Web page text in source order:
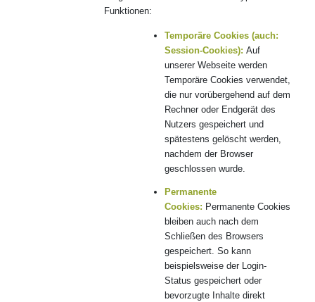
Funktionen:
Temporäre Cookies (auch:
Session-Cookies): Auf
unserer Webseite werden
Temporäre Cookies verwendet,
die nur vorübergehend auf dem
Rechner oder Endgerät des
Nutzers gespeichert und
spätestens gelöscht werden,
nachdem der Browser
geschlossen wurde.
Permanente
Cookies: Permanente Cookies
bleiben auch nach dem
Schließen des Browsers
gespeichert. So kann
beispielsweise der Login-
Status gespeichert oder
bevorzugte Inhalte direkt